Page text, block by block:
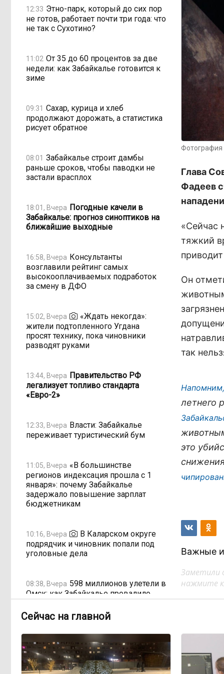
12:33 Этно-парк, который до сих пор
не готов, работает почти три года: что
не так с Сухотино?
11:02 От 35 до 60 процентов за две
недели: как Забайкалье готовится к
зиме
09:31 Сахар, курица и хлеб
продолжают дорожать, а статистика
рисует обратное
08:01 Забайкалье строит дамбы
раньше сроков, чтобы паводки не
застали врасплох
18:01, Вчера Погодные качели в
Забайкалье: прогноз синоптиков на
ближайшие выходные
16:58, Вчера Консультанты
возглавили рейтинг самых
высокооплачиваемых подработок
за смену в ДФО
15:02, Вчера
«Ждать некогда»:
жители подтопленного Угдана
просят технику, пока чиновники
разводят руками
13:44, Вчера Правительство РФ
легализует топливо стандарта
«Евро-2»
12:33, Вчера Власти: Забайкалье
переживает туристический бум
11:05, Вчера «В большинстве
регионов индексация прошла с 1
января»: почему Забайкалье
задержало повышение зарплат
бюджетникам
10:16, Вчера
В Каларском округе
подрядчик и чиновник попали под
уголовные дела
08:38, Вчера 598 миллионов улетели в
Омск: как Забайкалье провалило
08:15, Вчера Депутат Госдумы
объяснил «неполноценность»
женщин библейским сюжетом
Фотография
Глава
Фадеев
«Сейчас
тяжкий
Он
так
летнего
это
Важные
Заметили
нажмите
Сейчас на главной